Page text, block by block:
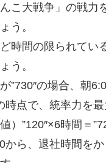
こ大戦争」の戦力
う。
時間の限られて
う。
”730″の場合、朝
時点で、統率力を
）”120″×6時間＝
から、退社時間を